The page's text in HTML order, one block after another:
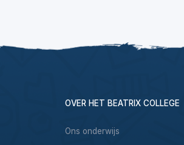
OVER HET BEATRIX COLLEGE
Ons onderwijs